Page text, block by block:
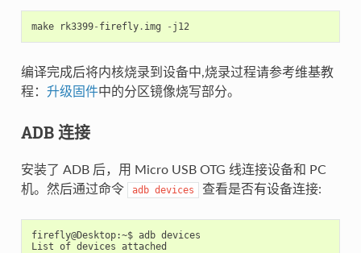
make rk3399- firefly. img - j12
编译完成后将内核烧录到设备中,烧录过程请参考维基教
程： 升级固件中的分区镜像烧写部分。
ADB 连接
安装了 ADB 后，用 Micro USB OTG 线连接设备和 PC
机。然后通过命令
adb devices 查看是否有设备连接:
firefly@Desktop:~$ adb devices
List of devices attached